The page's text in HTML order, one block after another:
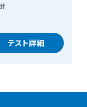
テスト詳細